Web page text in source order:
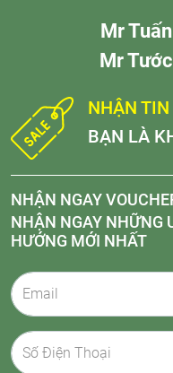
Mr
Mr
NHẬN
BẠN LÀ
NHẬN NGAY
NHẬN NGAY NHỮNG
HƯỚNG MỚI NHẤT